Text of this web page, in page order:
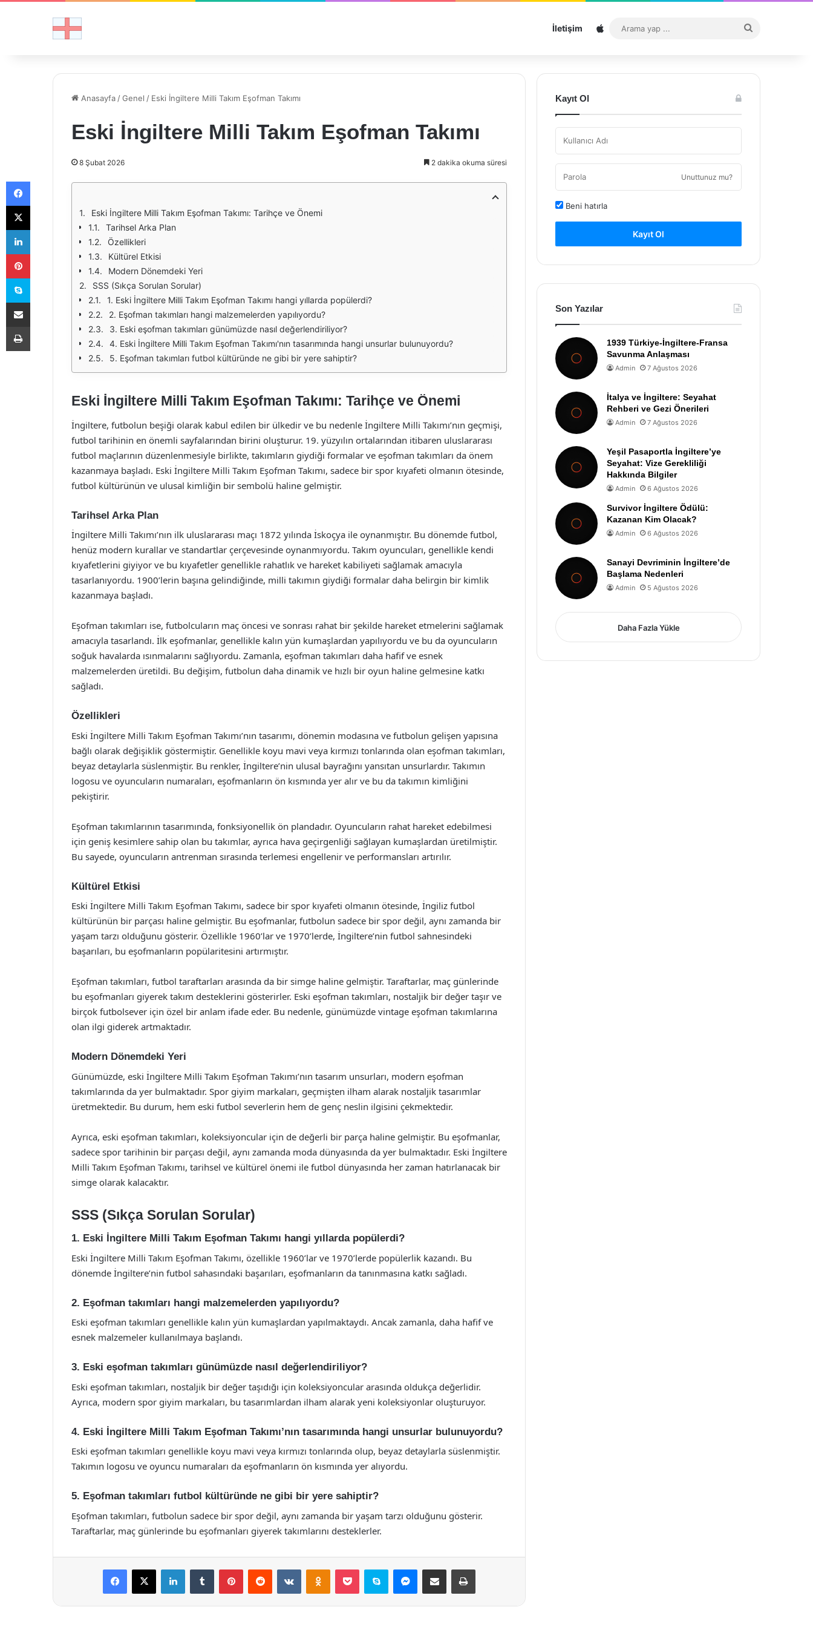
İletişim Sitemap
...
Anasayfa /Genel / Eski İngiltere Milli Takım Eşofman Takımı
Eski İngiltere Milli Takım Eşofman Takımı
8 Şubat 2026 2 dakika okuma süresi
Eski İngiltere Milli Takım Eşofman Takımı: Tarihçe ve Önemi
Tarihsel Arka Plan
Özellikleri
Kültürel Etkisi
Modern Dönemdeki Yeri
SSS (Sıkça Sorulan Sorular)
1. Eski İngiltere Milli Takım Eşofman Takımı hangi yıllarda popülerdi?
2. Eşofman takımları hangi malzemelerden yapılıyordu?
3. Eski eşofman takımları günümüzde nasıl değerlendiriliyor?
4. Eski İngiltere Milli Takım Eşofman Takımı'nın tasarımında hangi unsurlar bulunuyordu?
5. Eşofman takımları futbol kültüründe ne gibi bir yere sahiptir?
Eski İngiltere Milli Takım Eşofman Takımı: Tarihçe ve Önemi
İngiltere, futbolun beşiği olarak kabul edilen bir ülkedir ve bu nedenle İngiltere Milli Takımı’nın geçmişi,
futbol tarihinin en önemli sayfalarından birini oluşturur. 19. yüzyılın ortalarından itibaren uluslararası
futbol maçlarının düzenlenmesiyle birlikte, takımların giydiği formalar ve eşofman takımları da önem
kazanmaya başladı. Eski İngiltere Milli Takım Eşofman Takımı, sadece bir spor kıyafeti olmanın ötesinde,
futbol kültürünün ve ulusal kimliğin bir sembolü haline gelmiştir.
Tarihsel Arka Plan
İngiltere Milli Takımı’nın ilk uluslararası maçı 1872 yılında İskoçya ile oynanmıştır. Bu dönemde futbol,
henüz modern kurallar ve standartlar çerçevesinde oynanmıyordu. Takım oyuncuları, genellikle kendi
kıyafetlerini giyiyor ve bu kıyafetler genellikle rahatlık ve hareket kabiliyeti sağlamak amacıyla
tasarlanıyordu. 1900’lerin başına gelindiğinde, milli takımın giydiği formalar daha belirgin bir kimlik
kazanmaya başladı.
Eşofman takımları ise, futbolcuların maç öncesi ve sonrası rahat bir şekilde hareket etmelerini sağlamak
amacıyla tasarlandı. İlk eşofmanlar, genellikle kalın yün kumaşlardan yapılıyordu ve bu da oyuncuların
soğuk havalarda ısınmalarını sağlıyordu. Zamanla, eşofman takımları daha hafif ve esnek
malzemelerden üretildi. Bu değişim, futbolun daha dinamik ve hızlı bir oyun haline gelmesine katkı
sağladı.
Özellikleri
Eski İngiltere Milli Takım Eşofman Takımı’nın tasarımı, dönemin modasına ve futbolun gelişen yapısına
bağlı olarak değişiklik göstermiştir. Genellikle koyu mavi veya kırmızı tonlarında olan eşofman takımları,
beyaz detaylarla süslenmiştir. Bu renkler, İngiltere’nin ulusal bayrağını yansıtan unsurlardır. Takımın
logosu ve oyuncuların numaraları, eşofmanların ön kısmında yer alır ve bu da takımın kimliğini
pekiştirir.
Eşofman takımlarının tasarımında, fonksiyonellik ön plandadır. Oyuncuların rahat hareket edebilmesi
için geniş kesimlere sahip olan bu takımlar, ayrıca hava geçirgenliği sağlayan kumaşlardan üretilmiştir.
Bu sayede, oyuncuların antrenman sırasında terlemesi engellenir ve performansları artırılır.
Kültürel Etkisi
Eski İngiltere Milli Takım Eşofman Takımı, sadece bir spor kıyafeti olmanın ötesinde, İngiliz futbol
kültürünün bir parçası haline gelmiştir. Bu eşofmanlar, futbolun sadece bir spor değil, aynı zamanda bir
yaşam tarzı olduğunu gösterir. Özellikle 1960’lar ve 1970’lerde, İngiltere’nin futbol sahnesindeki
başarıları, bu eşofmanların popülaritesini artırmıştır.
Eşofman takımları, futbol taraftarları arasında da bir simge haline gelmiştir. Taraftarlar, maç günlerinde
bu eşofmanları giyerek takım desteklerini gösterirler. Eski eşofman takımları, nostaljik bir değer taşır ve
birçok futbolsever için özel bir anlam ifade eder. Bu nedenle, günümüzde vintage eşofman takımlarına
olan ilgi giderek artmaktadır.
Modern Dönemdeki Yeri
Günümüzde, eski İngiltere Milli Takım Eşofman Takımı’nın tasarım unsurları, modern eşofman
takımlarında da yer bulmaktadır. Spor giyim markaları, geçmişten ilham alarak nostaljik tasarımlar
üretmektedir. Bu durum, hem eski futbol severlerin hem de genç neslin ilgisini çekmektedir.
Ayrıca, eski eşofman takımları, koleksiyoncular için de değerli bir parça haline gelmiştir. Bu eşofmanlar,
sadece spor tarihinin bir parçası değil, aynı zamanda moda dünyasında da yer bulmaktadır. Eski İngiltere
Milli Takım Eşofman Takımı, tarihsel ve kültürel önemi ile futbol dünyasında her zaman hatırlanacak bir
simge olarak kalacaktır.
SSS (Sıkça Sorulan Sorular)
1. Eski İngiltere Milli Takım Eşofman Takımı hangi yıllarda popülerdi?
Eski İngiltere Milli Takım Eşofman Takımı, özellikle 1960’lar ve 1970’lerde popülerlik kazandı. Bu
dönemde İngiltere’nin futbol sahasındaki başarıları, eşofmanların da tanınmasına katkı sağladı.
2. Eşofman takımları hangi malzemelerden yapılıyordu?
Eski eşofman takımları genellikle kalın yün kumaşlardan yapılmaktaydı. Ancak zamanla, daha hafif ve
esnek malzemeler kullanılmaya başlandı.
3. Eski eşofman takımları günümüzde nasıl değerlendiriliyor?
Eski eşofman takımları, nostaljik bir değer taşıdığı için koleksiyoncular arasında oldukça değerlidir.
Ayrıca, modern spor giyim markaları, bu tasarımlardan ilham alarak yeni koleksiyonlar oluşturuyor.
4. Eski İngiltere Milli Takım Eşofman Takımı’nın tasarımında hangi unsurlar bulunuyordu?
Eski eşofman takımları genellikle koyu mavi veya kırmızı tonlarında olup, beyaz detaylarla süslenmiştir.
Takımın logosu ve oyuncu numaraları da eşofmanların ön kısmında yer alıyordu.
5. Eşofman takımları futbol kültüründe ne gibi bir yere sahiptir?
Eşofman takımları, futbolun sadece bir spor değil, aynı zamanda bir yaşam tarzı olduğunu gösterir.
Taraftarlar, maç günlerinde bu eşofmanları giyerek takımlarını desteklerler.
Facebook
X LinkedInTumblr PinterestReddit VKontakteOdnoklassniki
Pocket Skype Messenger
E-Posta ile paylaş Yazdır
Kayıt Ol
Unuttunuz mu?
Beni hatırla
Kayıt Ol
Son Yazılar
1939 Türkiye-İngiltere-Fransa
Savunma Anlaşması
Admin 7 Ağustos 2026
İtalya ve İngiltere: Seyahat
Rehberi ve Gezi Önerileri
Admin 7 Ağustos 2026
Yeşil Pasaportla İngiltere’ye
Seyahat: Vize Gerekliliği
Hakkında Bilgiler
Admin 6 Ağustos 2026
Survivor İngiltere Ödülü:
Kazanan Kim Olacak?
Admin 6 Ağustos 2026
Sanayi Devriminin İngiltere’de
Başlama Nedenleri
Admin 5 Ağustos 2026
Daha Fazla Yükle
Facebook
X
LinkedIn
Pinterest
Skype
E-Posta ile paylaş